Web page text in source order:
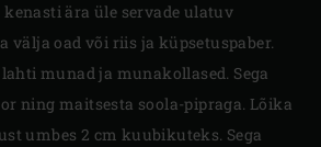
kenasti ära üle servade ulatuv
välja oad või riis ja küpsetuspaber.
munad ja munakollased. Sega
ning maitsesta soola-pipraga. Lõika
umbes 2 cm kuubikuteks. Sega